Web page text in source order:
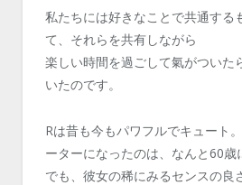
私たちには好きなことで共通する
て、それらを共有しながら
楽しい時間を過ごして氣がついた
いたのです。
Rは昔も今もパワフルでキュート
ーターになったのは、なんと60歳
でも、彼女の稀にみるセンスの良